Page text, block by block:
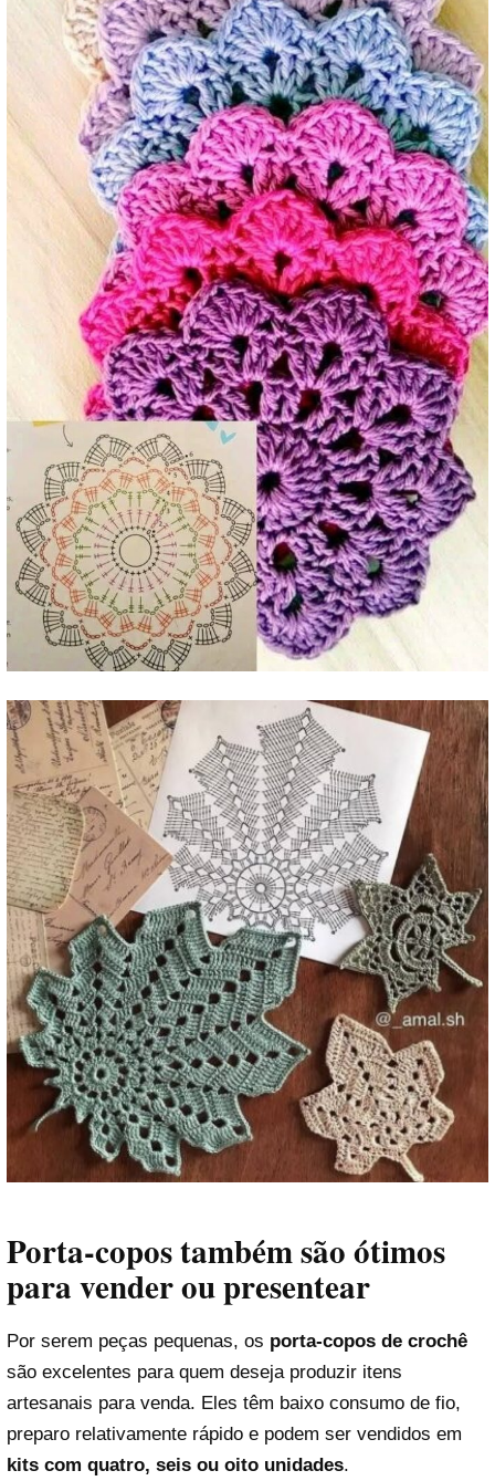
Porta-copos também são ótimos
para vender ou presentear
Por serem peças pequenas, os porta-copos de crochê
são excelentes para quem deseja produzir itens
artesanais para venda. Eles têm baixo consumo de fio,
preparo relativamente rápido e podem ser vendidos em
kits com quatro, seis ou oito unidades.